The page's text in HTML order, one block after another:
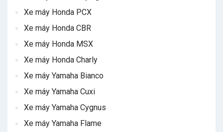
Xe máy Honda PCX
Xe máy Honda CBR
Xe máy Honda MSX
Xe máy Honda Charly
Xe máy Yamaha Bianco
Xe máy Yamaha Cuxi
Xe máy Yamaha Cygnus
Xe máy Yamaha Flame